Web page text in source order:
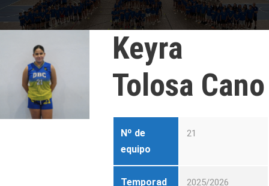
Keyra
Tolosa Cano
Nº de
equipo
21
Temporad
2025/2026